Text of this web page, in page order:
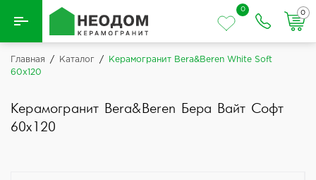
Назад
0
0
Главная / Каталог /
Керамогранит Bera&Beren White Soft
60x120
Керамогранит Bera&Beren Бера Вайт Софт
60x120